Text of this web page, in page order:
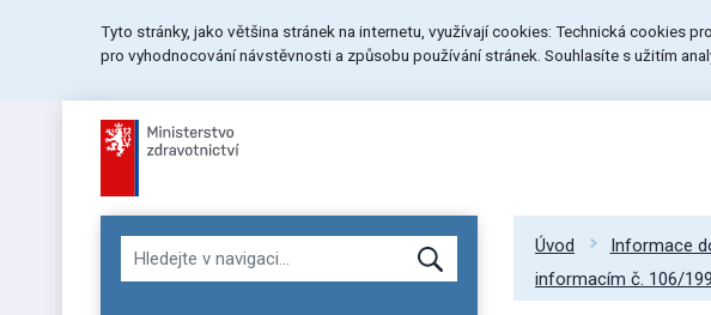
Tyto stránky, jako většina stránek na internetu, využívají cookies: Technická cookies
pro vyhodnocování návstěvnosti a způsobu používání stránek. Souhlasíte s užitím
Hledat v navigaci Úvod Informace
informacím č. 106/